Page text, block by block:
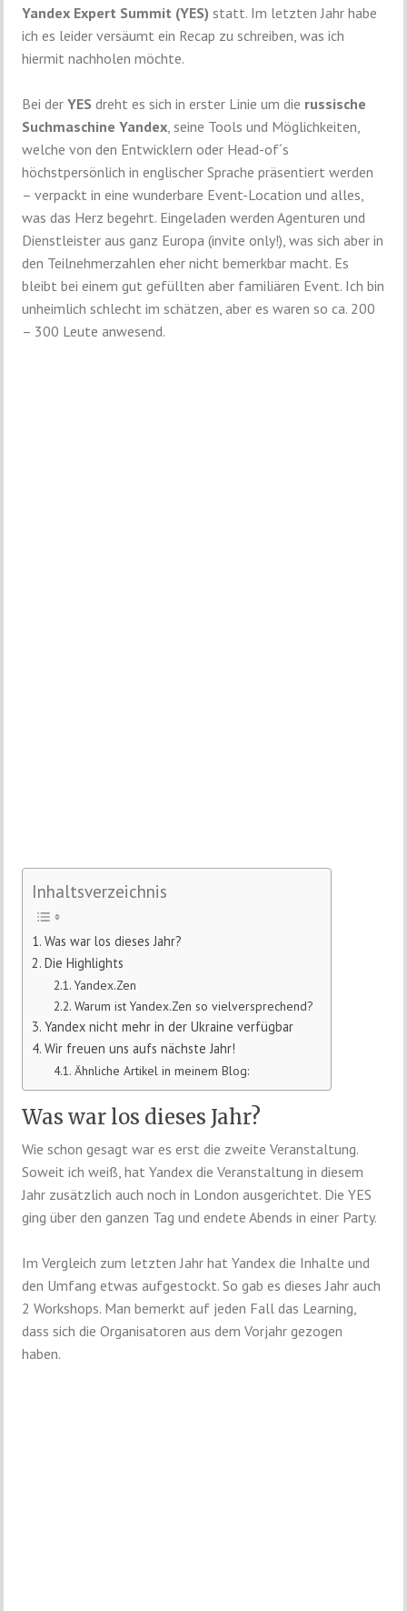
Yandex Expert Summit (YES) statt. Im letzten Jahr habe
ich es leider versäumt ein Recap zu schreiben, was ich
hiermit nachholen möchte.
Bei derYES dreht es sich in erster Linie um die russische
Suchmaschine Yandex , seine Tools und Möglichkeiten,
welche von den Entwicklern oder Head-of´s
höchstpersönlich in englischer Sprache präsentiert werden
– verpackt in eine wunderbare Event-Location und alles,
was das Herz begehrt. Eingeladen werden Agenturen und
Dienstleister aus ganz Europa (invite only!), was sich aber in
den Teilnehmerzahlen eher nicht bemerkbar macht. Es
bleibt bei einem gut gefüllten aber familiären Event. Ich bin
unheimlich schlecht im schätzen, aber es waren so ca. 200
– 300 Leute anwesend.
Inhaltsverzeichnis
Was war los dieses Jahr?
Die Highlights
Yandex.Zen
Warum ist Yandex.Zen so vielversprechend?
Yandex nicht mehr in der Ukraine verfügbar
Wir freuen uns aufs nächste Jahr!
Ähnliche Artikel in meinem Blog:
Was war los dieses Jahr?
Wie schon gesagt war es erst die zweite Veranstaltung.
Soweit ich weiß, hat Yandex die Veranstaltung in diesem
Jahr zusätzlich auch noch in London ausgerichtet. Die YES
ging über den ganzen Tag und endete Abends in einer Party.
Im Vergleich zum letzten Jahr hat Yandex die Inhalte und
den Umfang etwas aufgestockt. So gab es dieses Jahr auch
2 Workshops. Man bemerkt auf jeden Fall das Learning,
dass sich die Organisatoren aus dem Vorjahr gezogen
haben.